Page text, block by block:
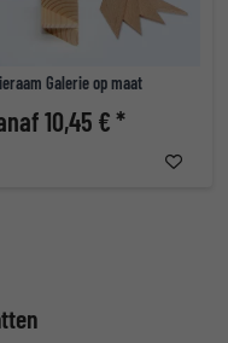
Galerie op maat
10,45 € *